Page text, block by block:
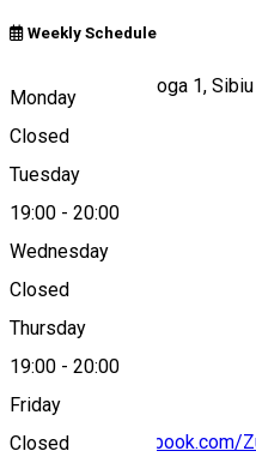
Weekly Schedule
Monday
Closed
Tuesday
19:00 - 20:00
Wednesday
Closed
Thursday
19:00 - 20:00
Friday
Closed
Strada Octavian Goga 1,
Map
https://www.facebook.com/